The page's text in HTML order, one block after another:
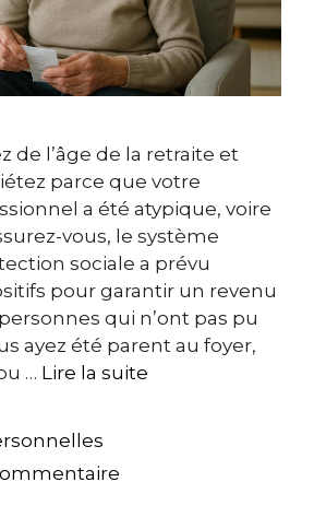
de l’âge de la retraite et
parce que votre
a été atypique, voire
vous, le système
sociale a prévu
pour garantir un revenu
qui n’ont pas pu
ayez été parent au foyer,
… Lire la suite